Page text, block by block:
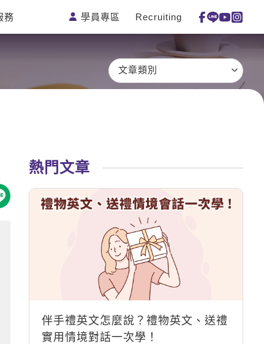
英語俱樂
日語
韓語
一對一家教
企業訓練
務 學員專區 Recruiting
文章類別
熱門文章
伴手禮英文怎麼說？禮物英文、送禮
實用情境對話一次學！